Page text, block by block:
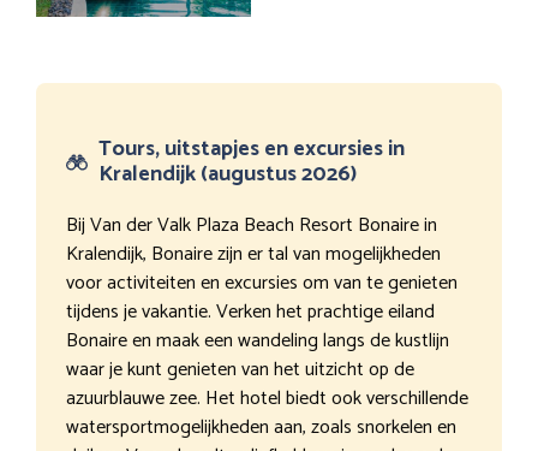
Tours, uitstapjes en excursies in
Kralendijk (augustus 2026)
Bij Van der Valk Plaza Beach Resort Bonaire in
Kralendijk, Bonaire zijn er tal van mogelijkheden
voor activiteiten en excursies om van te genieten
tijdens je vakantie. Verken het prachtige eiland
Bonaire en maak een wandeling langs de kustlijn
waar je kunt genieten van het uitzicht op de
azuurblauwe zee. Het hotel biedt ook verschillende
watersportmogelijkheden aan, zoals snorkelen en